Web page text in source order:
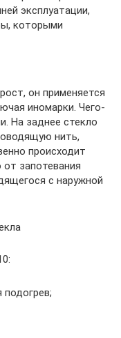
эксплуатации,
которыми
он применяется
иномарки. Чего-
На заднее стекло
нить,
происходит
от запотевания
с наружной